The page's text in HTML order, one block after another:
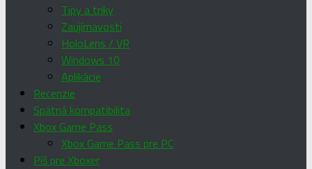
Tipy a triky
Zaujímavosti
HoloLens / VR
Windows 10
Aplikácie
Recenzie
Spätná kompatibilita
Xbox Game Pass
Xbox Game Pass pre PC
Píš pre Xboxer